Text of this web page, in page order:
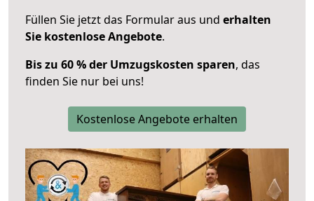
Füllen Sie jetzt das Formular aus und erhalten
Sie kostenlose Angebote.
Bis zu 60 % der Umzugskosten sparen, das
finden Sie nur bei uns!
Kostenlose Angebote erhalten